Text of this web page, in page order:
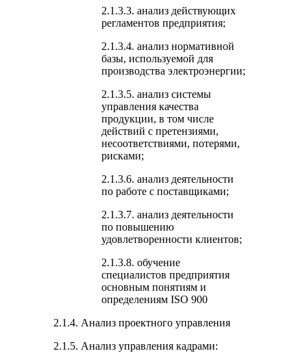
2.1.3.3. анализ действующих
регламентов предприятия;
2.1.3.4. анализ нормативной
базы, используемой для
производства электроэнергии;
2.1.3.5. анализ системы
управления качества
продукции, в том числе
действий с претензиями,
несоответствиями, потерями,
рисками;
2.1.3.6. анализ деятельности
по работе с поставщиками;
2.1.3.7. анализ деятельности
по повышению
удовлетворенности клиентов;
2.1.3.8. обучение
специалистов предприятия
основным понятиям и
определениям ISO 900
2.1.4. Анализ проектного управления
2.1.5. Анализ управления кадрами: